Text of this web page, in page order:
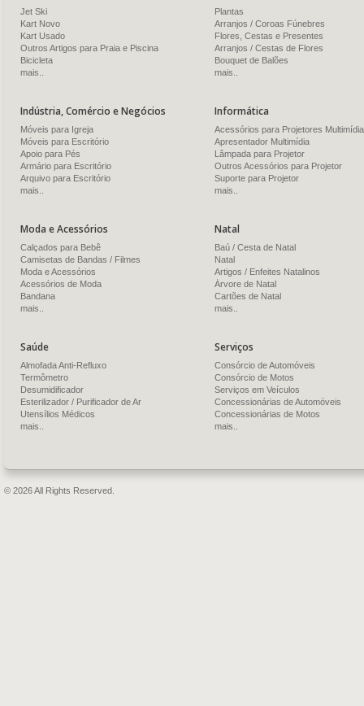
Jet Ski
Kart Novo
Kart Usado
Outros Artigos para Praia e Piscina
Bicicleta
mais..
Plantas
Arranjos / Coroas Fúnebres
Flores, Cestas e Presentes
Arranjos / Cestas de Flores
Bouquet de Balões
mais..
Indústria, Comércio e Negócios
Móveis para Igreja
Móveis para Escritório
Apoio para Pés
Armário para Escritório
Arquivo para Escritório
mais..
Informática
Acessórios para Projetores Multimídia
Apresentador Multimídia
Lâmpada para Projetor
Outros Acessórios para Projetor
Suporte para Projetor
mais..
Moda e Acessórios
Calçados para Bebê
Camisetas de Bandas / Filmes
Moda e Acessórios
Acessórios de Moda
Bandana
mais..
Natal
Baú / Cesta de Natal
Natal
Artigos / Enfeites Natalinos
Árvore de Natal
Cartões de Natal
mais..
Saúde
Almofada Anti-Refluxo
Termômetro
Desumidificador
Esterilizador / Purificador de Ar
Utensílios Médicos
mais..
Serviços
Consórcio de Automóveis
Consórcio de Motos
Serviços em Veículos
Concessionárias de Automóveis
Concessionárias de Motos
mais..
© 2026 All Rights Reserved.